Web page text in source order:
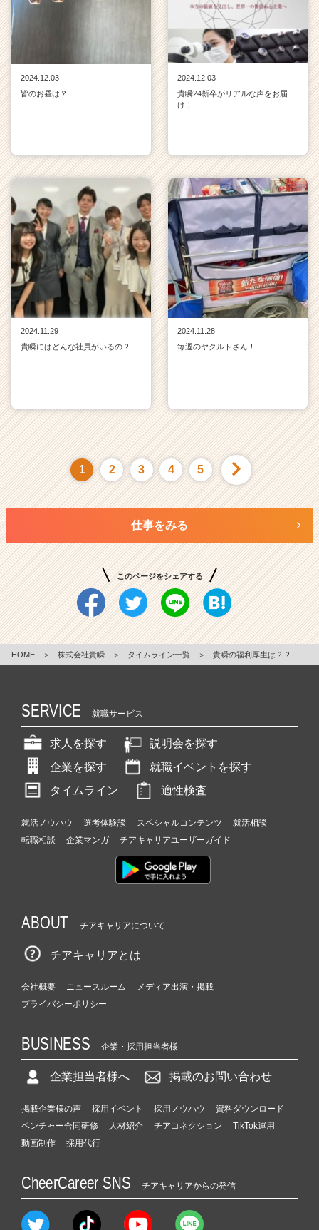
2024.12.03
皆のお昼は？
2024.12.03
貴瞬24新卒がリアルな声をお届
け！
2024.11.29
貴瞬にはどんな社員がいるの？
2024.11.28
毎週のヤクルトさん！
1 2 3 4 5
仕事をみる
このページをシェアする
HOME ＞ 株式会社貴瞬 ＞ タイムライン一覧 ＞ 貴瞬の福利厚生は？？
SERVICE 就職サービス
求人を探す
説明会を探す
企業を探す
就職イベントを探す
タイムライン
適性検査
就活ノウハウ 選考体験談 スペシャルコンテンツ
就活相談
転職相談
企業マンガ チアキャリアユーザーガイド
ABOUT チアキャリアについて
チアキャリアとは
会社概要 ニュースルーム
メディア出演・掲載
プライバシーポリシー
BUSINESS 企業・採用担当者様
企業担当者様へ 掲載のお問い合わせ
掲載企業様の声 採用イベント 採用ノウハウ
資料ダウンロード
ベンチャー合同研修
人材紹介 チアコネクション
TikTok運用
動画制作
採用代行
CheerCareer SNS チアキャリアからの発信